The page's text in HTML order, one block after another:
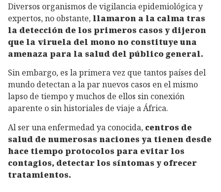
Diversos organismos de vigilancia epidemiológica y
expertos, no obstante, llamaron a la calma tras
la detección de los primeros casos y dijeron
que la viruela del mono no constituye una
amenaza para la salud del público general.
Sin embargo, es la primera vez que tantos países del
mundo detectan a la par nuevos casos en el mismo
lapso de tiempo y muchos de ellos sin conexión
aparente o sin historiales de viaje a África.
Al ser una enfermedad ya conocida, centros de
salud de numerosas naciones ya tienen desde
hace tiempo protocolos para evitar los
contagios, detectar los síntomas y ofrecer
tratamientos.